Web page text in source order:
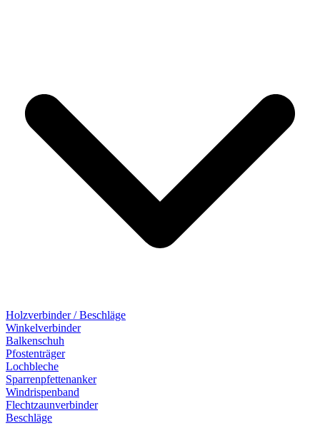
Holzverbinder / Beschläge
Winkelverbinder
Balkenschuh
Pfostenträger
Lochbleche
Sparrenpfettenanker
Windrispenband
Flechtzaunverbinder
Beschläge